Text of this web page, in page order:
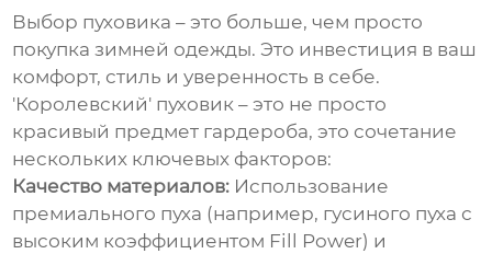
Выбор пуховика – это больше, чем просто
покупка зимней одежды. Это инвестиция в ваш
комфорт, стиль и уверенность в себе.
'Королевский' пуховик – это не просто
красивый предмет гардероба, это сочетание
нескольких ключевых факторов:
Качество материалов: Использование
премиального пуха (например, гусиного пуха с
высоким коэффициентом Fill Power) и